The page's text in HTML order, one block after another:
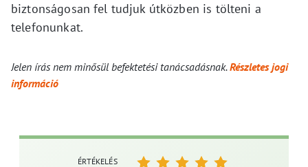
biztonságosan fel tudjuk útközben is tölteni a
telefonunkat.
Jelen írás nem minősül befektetési tanácsadásnak.Részletes jogi
információ
ÉRTÉKELÉS